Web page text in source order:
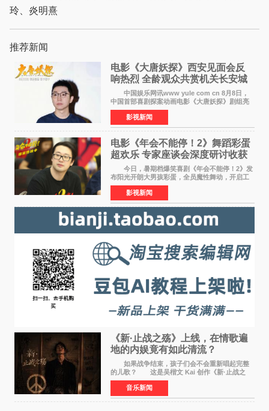
玲、炎明熹
推荐新闻
电影《大唐妖探》西安见面会反
响热烈 全龄观众共赏机关长安城
中国娱乐网讯www yule com cn 8月8日，
中国首部喜剧探案动画电影《大唐妖探》剧组亮
相西安，举办线下见面会活动。导演程腾、联合
导演黄珉、总制片人曹紫建、制片人李莹莹、领
衔声音出演雷淞然
影视新闻
电影《年会不能停！2》舞蹈彩蛋
超欢乐 专家座谈会深度研讨收获
满满
今日，暑期档爆笑喜剧《年会不能停！2》发
布阳光开朗大男孩彩蛋，全员魔性舞动，开启工
位狂欢模式。影片于昨日同步举办专家座谈会，
导演董润年、总制片人应萝佳出席现场，与一众
业内、学界专家
影视新闻
《新·止战之殇》上线，在情歌遍
地的内娱竟有如此清流？
如果战争结束，孩子们会不会重新唱起完整
的儿歌？ 这是吴楷文 Kai 创作《新·止战之
殇》时最初的想法。 从伊朗相关冲突引发的
地区局势，到世界各地仍在发生的动荡与不安，
战争从来不只
音乐新闻